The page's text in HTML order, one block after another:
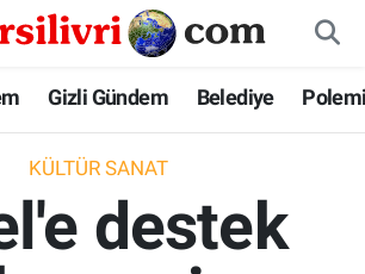
Gizli Gündem Belediye
KÜLTÜR SANAT
destek
Eczaneler
Durumu
Vakitleri